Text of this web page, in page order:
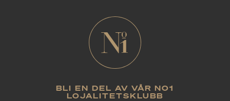
BLI EN DEL AV VÅR NO1
LOJALITETSKLUBB